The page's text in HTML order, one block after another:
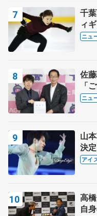
千
ィ
ニュ
佐
「
力」
ニュ
山
決
静
アイ
高
自